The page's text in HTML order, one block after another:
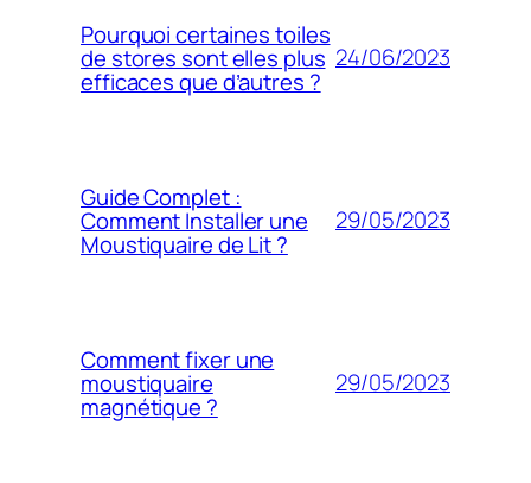
Pourquoi certaines toiles
de stores sont elles plus
efficaces que d’autres ?
24/06/2023
Guide Complet :
Comment Installer une
Moustiquaire de Lit ?
29/05/2023
Comment fixer une
moustiquaire
magnétique ?
29/05/2023